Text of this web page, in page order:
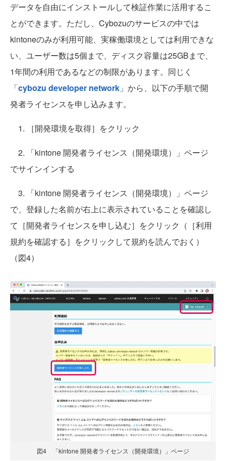
データを自由にインストールして検証作業に活用するこ
とができます。ただし、Cybozuのサービスの中では
kintoneのみが利用可能、実稼働環境としては利用できな
い、ユーザー数は5個まで、ディスク容量は25GBまで、
1年間の利用であるなどの制限があります。同じく
「cybozu developer network 」から、以下の手順で開
発者ライセンスを申し込みます。
1. ［開発環境を取得］をクリック
2. 「kintone 開発者ライセンス（開発環境）」ページ
でサインインする
3. 「kintone 開発者ライセンス（開発環境）」ページ
で、登録した名前が右上に表示されていることを確認し
て［開発者ライセンスを申し込む］をクリック（［利用
規約を確認する］をクリックして規約を読んでおく）
（図4）
図4 「kintone 開発者ライセンス（開発環境）」ページ